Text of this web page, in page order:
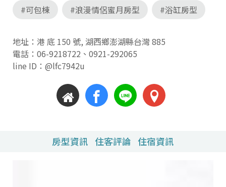
#可包棟 #浪漫情侶蜜月房型 #浴缸房型
地址：港 底 150 號, 湖西鄉澎湖縣台灣 885
電話： 06-9218722 、 0921-292065
line ID：@lfc7942u
房型資訊 住客評論 住宿資訊